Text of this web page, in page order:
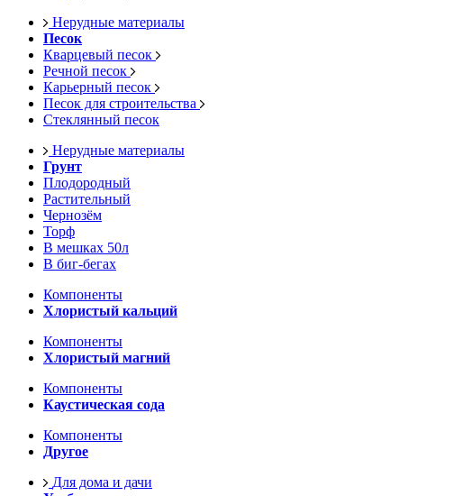
Нерудные материалы
Песок
Кварцевый песок
Речной песок
Карьерный песок
Песок для строительства
Стеклянный песок
Нерудные материалы
Грунт
Плодородный
Растительный
Чернозём
Торф
В мешках 50л
В биг-бегах
Компоненты
Хлористый кальций
Компоненты
Хлористый магний
Компоненты
Каустическая сода
Компоненты
Другое
Для дома и дачи